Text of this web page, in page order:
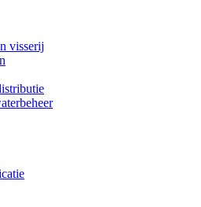
visserij